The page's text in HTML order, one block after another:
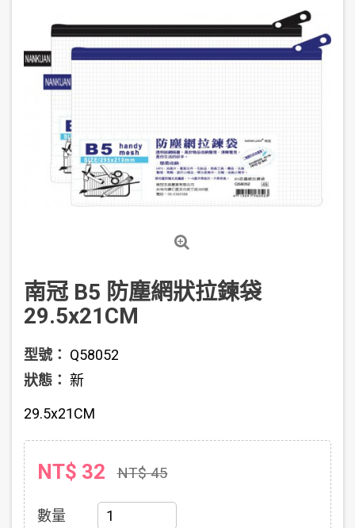
南冠 B5 防塵網狀拉鍊袋
29.5x21CM
型號： Q58052
狀態： 新
29.5x21CM
NT$ 32 NT$ 45
數量